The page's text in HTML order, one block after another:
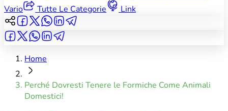
Vario
Tutte Le Categorie Link
Home
Perché Dovresti Tenere le Formiche Come Animali
Domestici!